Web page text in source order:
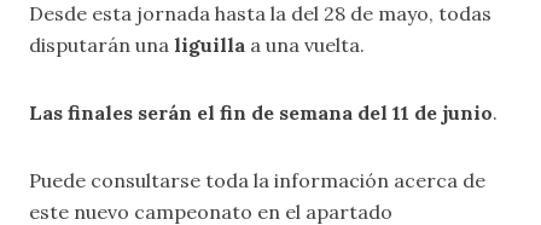
Desde esta jornada hasta la del 28 de mayo, todas
disputarán una liguilla a una vuelta.
Las finales serán el fin de semana del 11 de junio.
Puede consultarse toda la información acerca de
este nuevo campeonato en el apartado